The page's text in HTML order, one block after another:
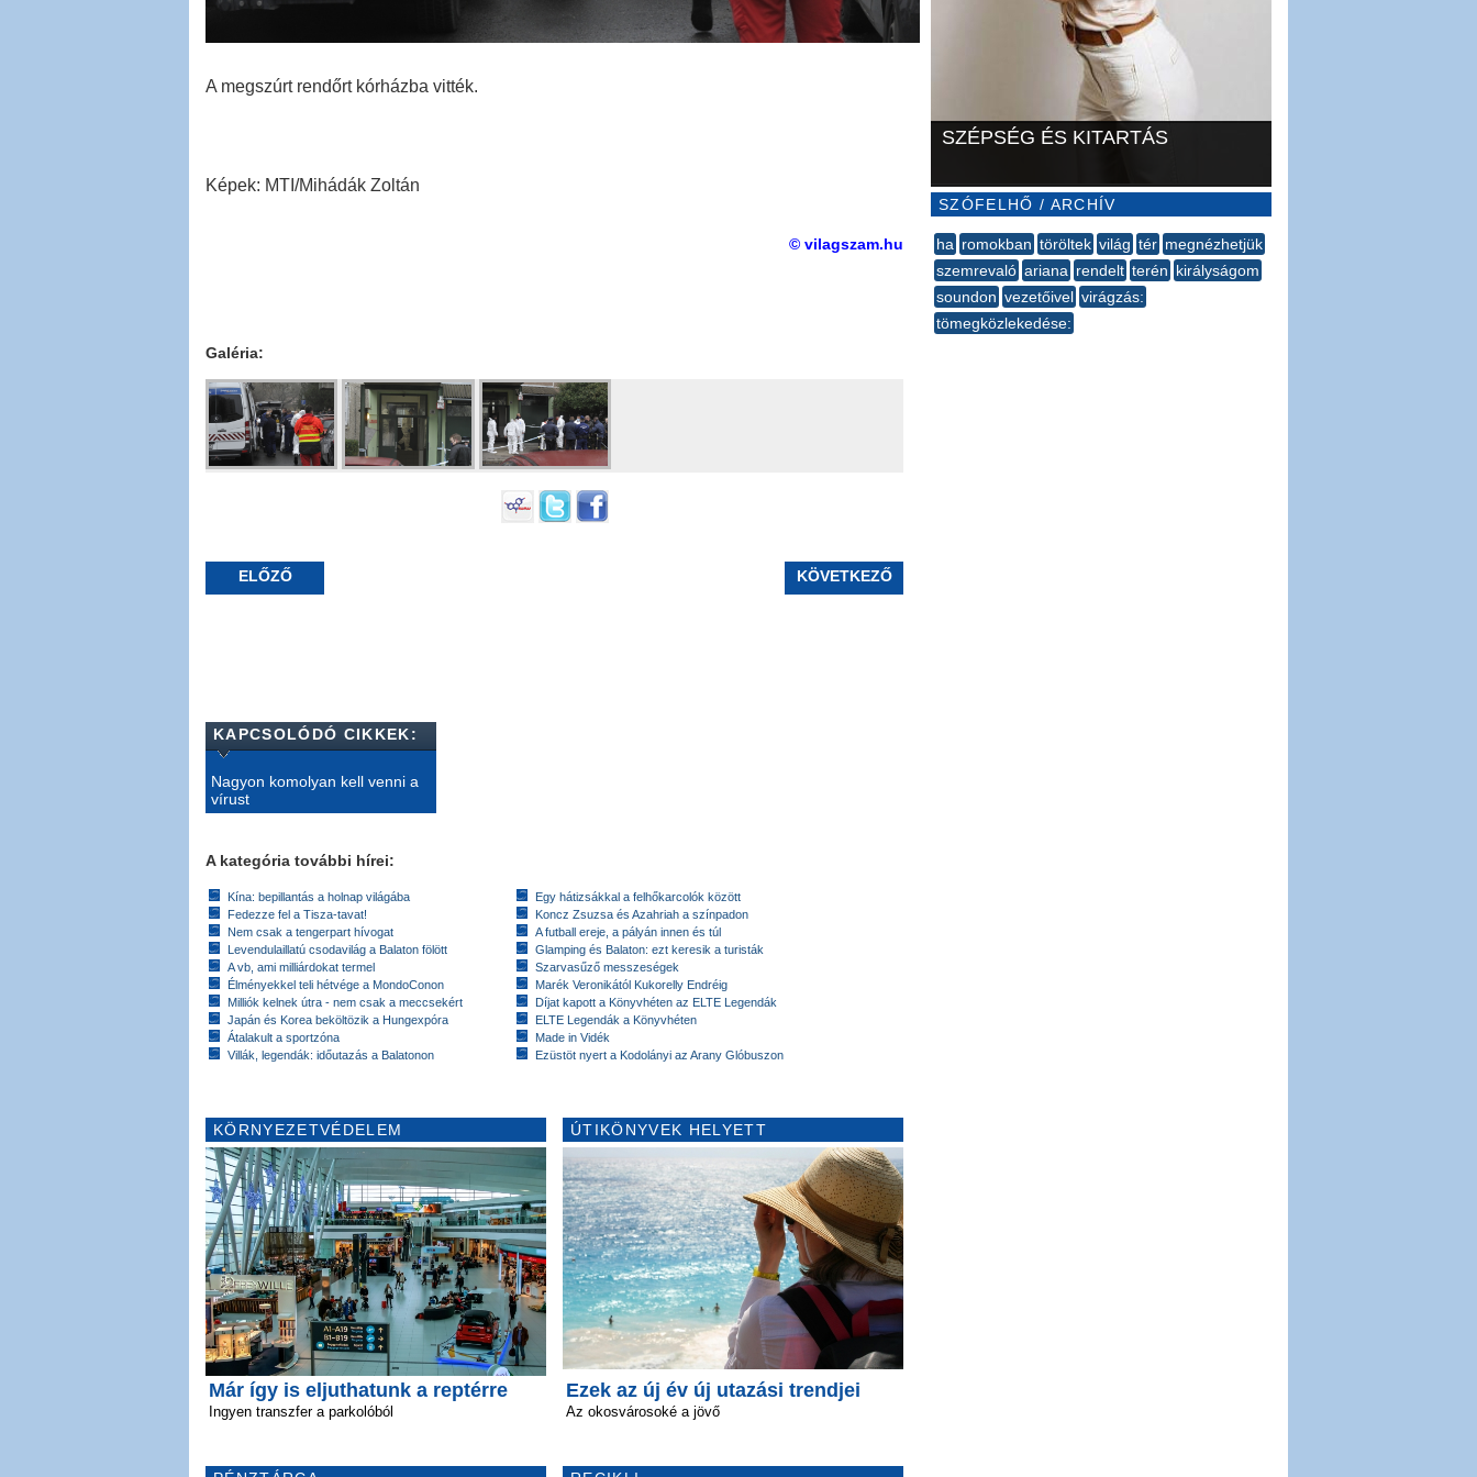
A megszúrt rendőrt kórházba vitték.
Képek: MTI/Mihádák Zoltán
© vilagszam.hu
Galéria:
ELŐZŐ KÖVETKEZŐ
KAPCSOLÓDÓ CIKKEK:
Nagyon komolyan kell venni a
vírust
A kategória további hírei:
Kína: bepillantás a holnap világába
Fedezze fel a Tisza-tavat!
Nem csak a tengerpart hívogat
Levendulaillatú csodavilág a Balaton fölött
A vb, ami milliárdokat termel
Élményekkel teli hétvége a MondoConon
Milliók kelnek útra - nem csak a meccsekért
Japán és Korea beköltözik a Hungexpóra
Átalakult a sportzóna
Villák, legendák: időutazás a Balatonon
Egy hátizsákkal a felhőkarcolók között
Koncz Zsuzsa és Azahriah a színpadon
A futball ereje, a pályán innen és túl
Glamping és Balaton: ezt keresik a turisták
Szarvasűző messzeségek
Marék Veronikától Kukorelly Endréig
Díjat kapott a Könyvhéten az ELTE Legendák
ELTE Legendák a Könyvhéten
Made in Vidék
Ezüstöt nyert a Kodolányi az Arany Glóbuszon
KÖRNYEZETVÉDELEM
Már így is eljuthatunk a reptérre
Ingyen transzfer a parkolóból
ÚTIKÖNYVEK HELYETT
Ezek az új év új utazási trendjei
Az okosvárosoké a jövő
SZÉPSÉG ÉS KITARTÁS
SZÓFELHŐ / ARCHÍV
ha romokban töröltek világ tér megnézhetjük
szemrevaló ariana rendelt terén királyságom
soundon vezetőivel virágzás:
tömegközlekedése: